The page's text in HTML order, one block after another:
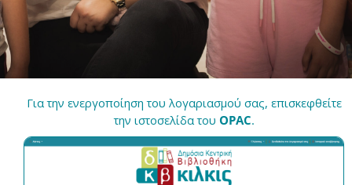
Για την ενεργοποίηση του λογαριασμού σας, επισκεφθείτε
την ιστοσελίδα του OPAC.